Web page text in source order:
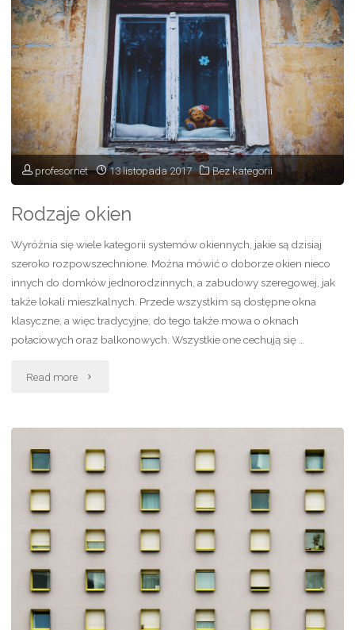
profesornet 13 listopada 2017 Bez kategorii
Rodzaje okien
Wyróżnia się wiele kategorii systemów okiennych, jakie są dzisiaj
szeroko rozpowszechnione. Można mówić o doborze okien nieco
innych do domków jednorodzinnych, a zabudowy szeregowej, jak
także lokali mieszkalnych. Przede wszystkim są dostępne okna
klasyczne, a więc tradycyjne, do tego także mowa o oknach
połaciowych oraz balkonowych. Wszystkie one cechują się …
Read more "Rodzaje